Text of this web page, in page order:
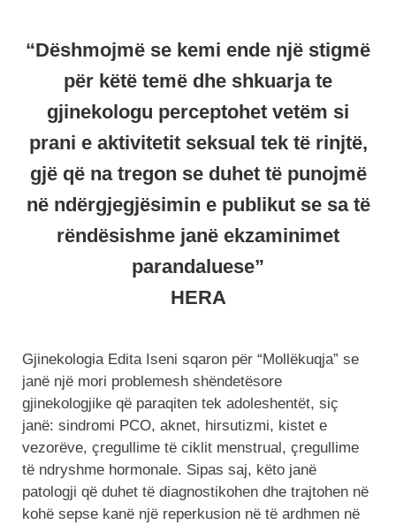
“Dëshmojmë se kemi ende një stigmë
për këtë temë dhe shkuarja te
gjinekologu perceptohet vetëm si
prani e aktivitetit seksual tek të rinjtë,
gjë që na tregon se duhet të punojmë
në ndërgjegjësimin e publikut se sa të
rëndësishme janë ekzaminimet
parandaluese”
HERA
Gjinekologia Edita Iseni sqaron për “Mollëkuqja” se
janë një mori problemesh shëndetësore
gjinekologjike që paraqiten tek adoleshentët, siç
janë: sindromi PCO, aknet, hirsutizmi, kistet e
vezorëve, çregullime të ciklit menstrual, çregullime
të ndryshme hormonale. Sipas saj, këto janë
patologji që duhet të diagnostikohen dhe trajtohen në
kohë sepse kanë një reperkusion në të ardhmen në